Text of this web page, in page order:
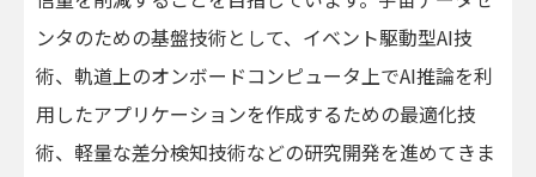
ンタのための基盤技術として、イベント駆動型AI技
術、軌道上のオンボードコンピュータ上でAI推論を利
用したアプリケーションを作成するための最適化技
術、軽量な差分検知技術などの研究開発を進めてきま